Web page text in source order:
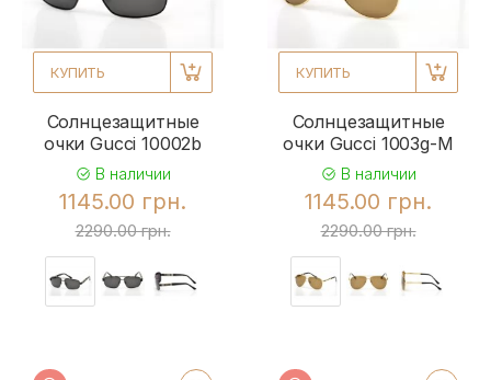
КУПИТЬ
Солнцезащитные
очки Gucci 10002b
В наличии
1145.00 грн.
2290.00 грн.
КУПИТЬ
Солнцезащитные
очки Gucci 1003g-M
В наличии
1145.00 грн.
2290.00 грн.